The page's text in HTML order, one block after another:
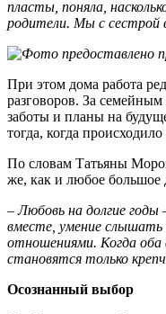
пласты, поняла,
родители. Мы с сестрой
При этом дома работа
разговоров. За
заботы и планы на
тогда, когда
По словам Татьяны
же, как и любое большое
– Любовь на долгие
вместе, умение слышать
отношениями. Когда оба
становятся только
Осознанный выбор